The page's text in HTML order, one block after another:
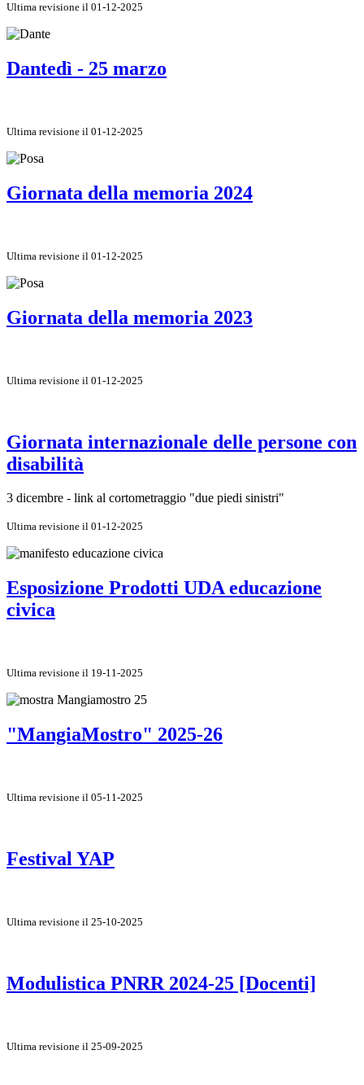
Ultima revisione il 01-12-2025
Dantedì - 25 marzo
Ultima revisione il 01-12-2025
Giornata della memoria 2024
Ultima revisione il 01-12-2025
Giornata della memoria 2023
Ultima revisione il 01-12-2025
Giornata internazionale delle persone con
disabilità
3 dicembre - link al cortometraggio "due piedi sinistri"
Ultima revisione il 01-12-2025
Esposizione Prodotti UDA educazione
civica
Ultima revisione il 19-11-2025
"MangiaMostro" 2025-26
Ultima revisione il 05-11-2025
Festival YAP
Ultima revisione il 25-10-2025
Modulistica PNRR 2024-25 [Docenti]
Ultima revisione il 25-09-2025